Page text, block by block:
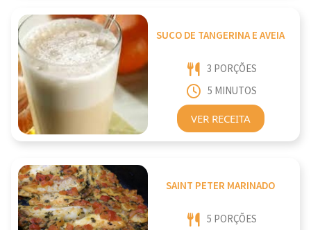
SUCO DE TANGERINA E AVEIA
3 PORÇÕES
5 MINUTOS
VER RECEITA
SAINT PETER MARINADO
5 PORÇÕES